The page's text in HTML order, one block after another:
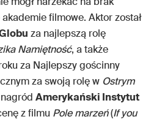
filmowe. Aktor został
za najlepszą rolę
Namiętność, a także
za Najlepszy gościnny
za swoją rolę w Ostrym
Amerykański Instytut
z filmu Pole marzeń(If you